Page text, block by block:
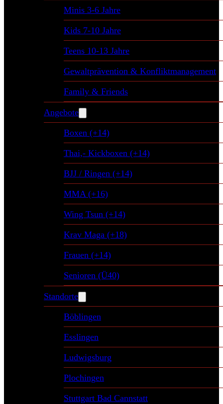
Minis 3-6 Jahre
Kids 7-10 Jahre
Teens 10-13 Jahre
Gewaltprävention & Konfliktmanagement
Family & Friends
Angebote
Boxen (+14)
Thai,- Kickboxen (+14)
BJJ / Ringen (+14)
MMA (+16)
Wing Tsun (+14)
Krav Maga (+18)
Frauen (+14)
Senioren (Ü40)
Standorte
Böblingen
Esslingen
Ludwigsburg
Plochingen
Stuttgart Bad Cannstatt